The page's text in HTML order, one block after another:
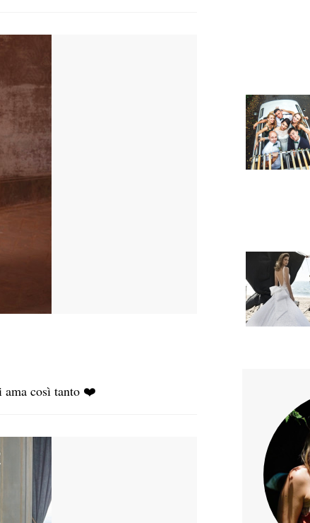
ama così tanto ❤️​